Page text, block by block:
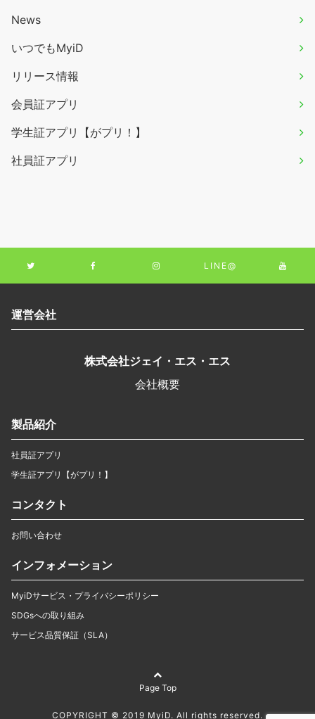
News
いつでもMyiD
リリース情報
会員証アプリ
学生証アプリ【がプリ！】
社員証アプリ
LINE@
運営会社
株式会社ジェイ・エス・エス
会社概要
製品紹介
社員証アプリ
学生証アプリ【がプリ！】
コンタクト
お問い合わせ
インフォメーション
MyiDサービス・プライバシーポリシー
SDGsへの取り組み
サービス品質保証（SLA）
Page Top
COPYRIGHT © 2019 MyiD. All rights reserved.